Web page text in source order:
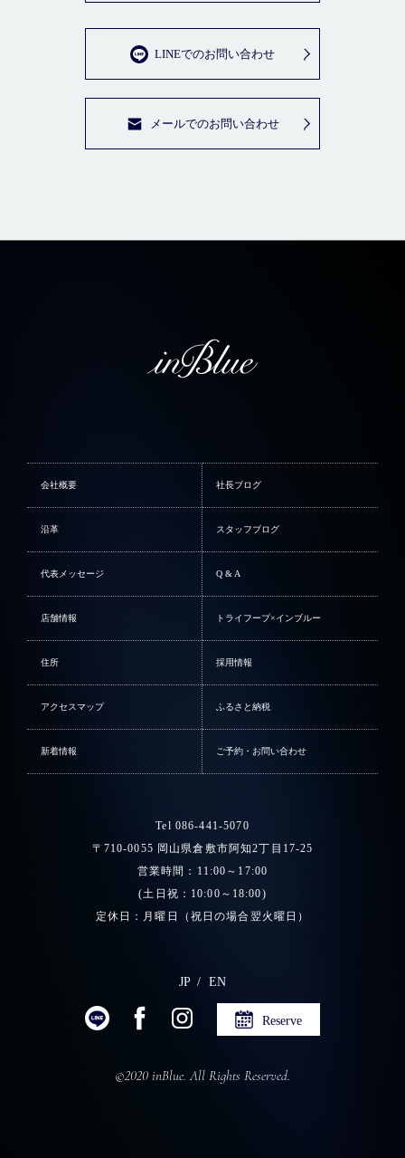
LINEでのお問い合わせ
メールでのお問い合わせ
会社概要 社長ブログ
沿革 スタッフブログ
代表メッセージ Q & A
店舗情報 トライフープ×インブルー
住所 採用情報
アクセスマップ ふるさと納税
新着情報 ご予約・お問い合わせ
Tel 086-441-5070
〒710-0055 岡山県倉敷市阿知2丁目17-25
営業時間：11:00～17:00
(土日祝：10:00～18:00)
定休日：月曜日（祝日の場合翌火曜日）
JP EN
Reserve
©2020 inBlue. All Rights Reserved.